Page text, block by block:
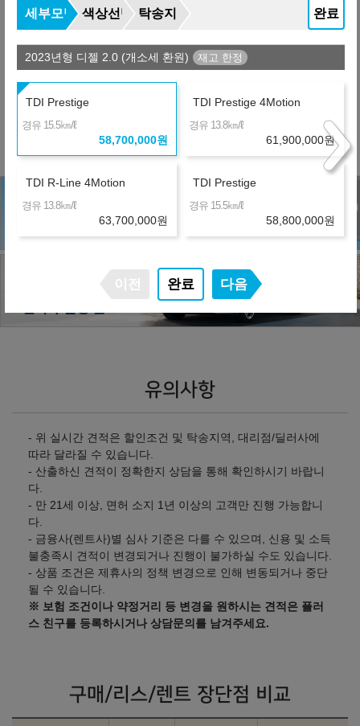
※ 약정거리 : 2만km/년
※ 보험 : 대인 무한, 대물 1억, 26세이상
유의사항
- 위 실시간 견적은 할인조건 및 탁송지역, 대리점/딜러사에
따라 달라질 수 있습니다.
- 산출하신 견적이 정확한지 상담을 통해 확인하시기 바랍니
다.
- 만 21세 이상, 면허 소지 1년 이상의 고객만 진행 가능합니
다.
- 금융사(렌트사)별 심사 기준은 다를 수 있으며, 신용 및 소득
불충족시 견적이 변경되거나 진행이 불가하실 수도 있습니다.
- 상품 조건은 제휴사의 정책 변경으로 인해 변동되거나 중단
될 수 있습니다.
※ 보험 조건이나 약정거리 등 변경을 원하시는 견적은 플러
스 친구를 등록하시거나 상담문의를 남겨주세요.
구매/리스/렌트 장단점 비교
세부모델 색상선택 탁송지역 완료
2023년형 디젤 2.0 (개소세 환원)
TDI Prestige
경유 15.5㎞/ℓ
58,700,000원
TDI Prestige 4Motion
경유 13.8㎞/ℓ
61,900,000원
TDI R-Line 4Motion
경유 13.8㎞/ℓ
63,700,000원
TDI Prestige
경유 15.5㎞/ℓ
58,800,000원
완료 다음